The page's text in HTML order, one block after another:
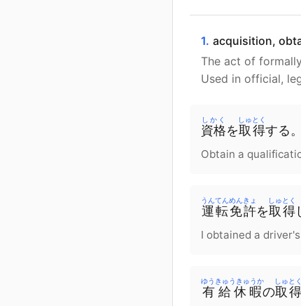
1. acquisition,
The act of
Used in official,
資格
しかく
を取得
しゅとく
する。
Obtain a
運転免許
うんてんめんきょ
を取得
しゅとく
I obtained a
有給休暇
ゆうきゅうきゅうか
の取得
しゅとく